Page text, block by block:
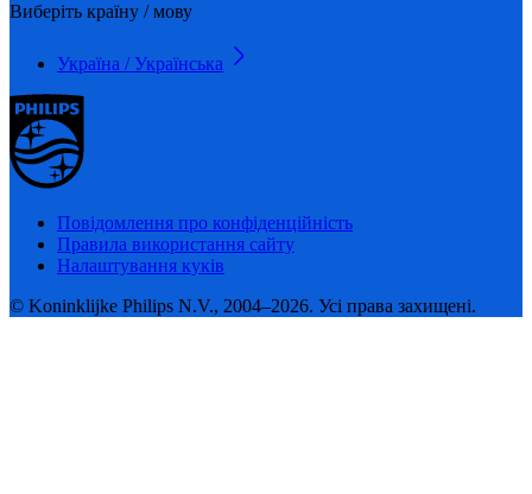
Виберіть країну / мову
Україна / Українська
Повідомлення про конфіденційність
Правила використання сайту
Налаштування куків
© Koninklijke Philips N.V., 2004–2026. Усі права захищені.